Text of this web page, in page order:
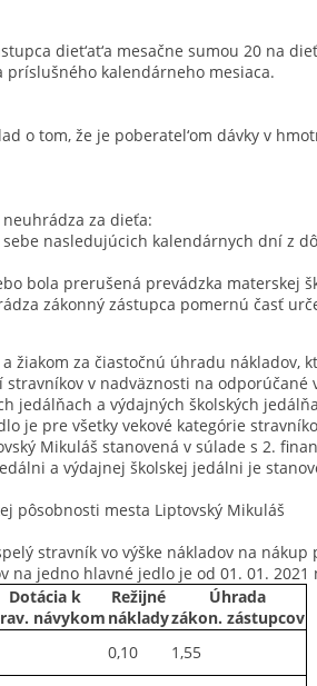
diet‘at‘a mesačne sumou 20 na
príslušného kalendárneho mesiaca.
o tom, že je poberatel‘om dávky v
neuhrádza za dieťa:
nasledujúcich kalendárnych dní z
bola prerušená prevádzka materskej
zákonný zástupca pomernú časť
žiakom za čiastočnú úhradu nákladov,
v nadväznosti na odporúčané
jedálňach a výdajných školských
je pre všetky vekové kategórie
Mikuláš stanovená v súlade s 2.
a výdajnej školskej jedálni je
pôsobnosti mesta Liptovský Mikuláš
stravník vo výške nákladov na nákup
jedno hlavné jedlo je od 01. 01. 2021
Dotácia k
návykom
Režijné
náklady
Úhrada
zákon. zástupcov
0,10
1,55